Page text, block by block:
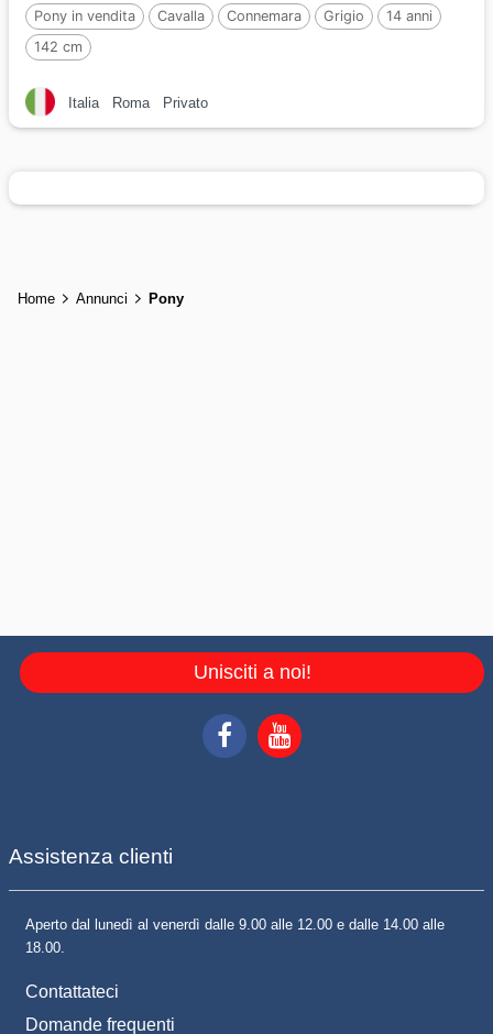
Pony in vendita Cavalla Connemara Grigio
14 anni
142 cm
Italia Roma Privato
Home Annunci Pony
Unisciti a noi!
Assistenza clienti
Aperto dal lunedì al venerdì dalle 9.00 alle 12.00 e dalle 14.00 alle
18.00.
Contattateci
Domande frequenti